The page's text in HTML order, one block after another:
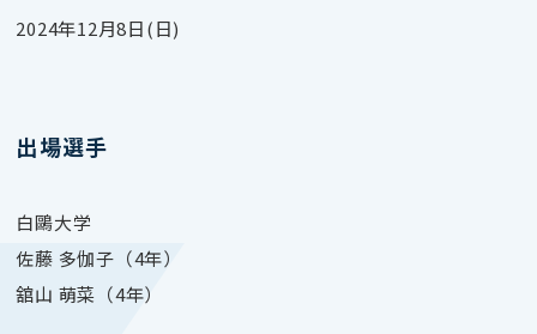
2024年12月8日(日)
出場選手
白鷗大学
佐藤 多伽子（4年）
舘山 萌菜（4年）